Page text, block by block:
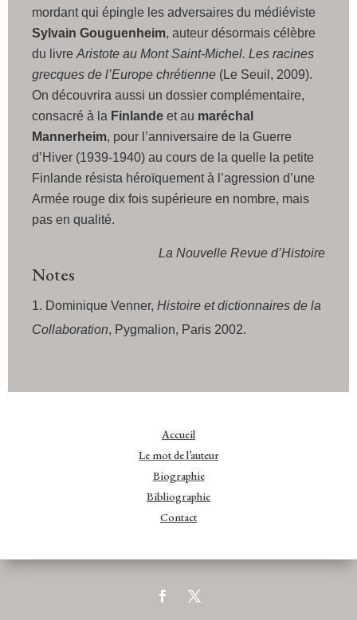
mordant qui épingle les adversaires du médiéviste
Sylvain Gouguenheim, auteur désormais célèbre
du livre Aristote au Mont Saint-Michel. Les racines
grecques de l’Europe chrétienne (Le Seuil, 2009).
On découvrira aussi un dossier complémentaire,
consacré à la Finlande et au maréchal
Mannerheim, pour l’anniversaire de la Guerre
d’Hiver (1939-1940) au cours de la quelle la petite
Finlande résista héroïquement à l’agression d’une
Armée rouge dix fois supérieure en nombre, mais
pas en qualité.
La Nouvelle Revue d’Histoire
Notes
Dominique Venner, Histoire et dictionnaires de la
Collaboration, Pygmalion, Paris 2002.
Accueil
Le mot de l’auteur
Biographie
Bibliographie
Contact